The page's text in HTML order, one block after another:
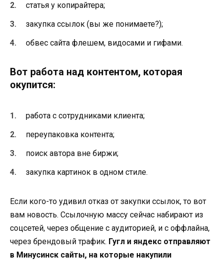
статья у копирайтера;
закупка ссылок (вы же понимаете?);
обвес сайта флешем, видосами и гифами.
Вот работа над контентом, которая
окупится:
работа с сотрудниками клиента;
переупаковка контента;
поиск автора вне биржи;
закупка картинок в одном стиле.
Если кого-то удивил отказ от закупки ссылок, то вот
вам новость. Ссылочную массу сейчас набирают из
соцсетей, через общение с аудиторией, и с оффлайна,
через брендовый трафик. Гугл и яндекс отправляют
в Минусинск сайты, на которые накупили